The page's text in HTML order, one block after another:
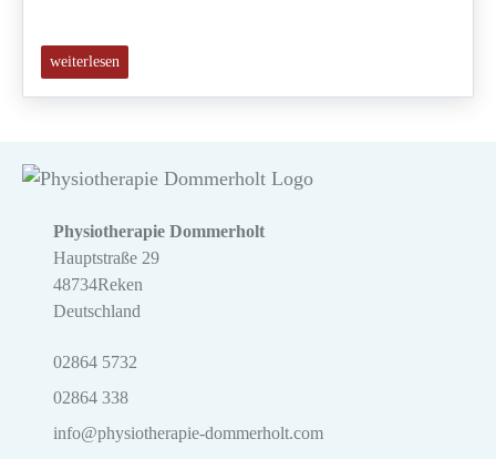
weiterlesen
Physiotherapie Dommerholt
Hauptstraße 29
48734Reken
Deutschland
02864 5732
02864 338
info@physiotherapie-dommerholt.com